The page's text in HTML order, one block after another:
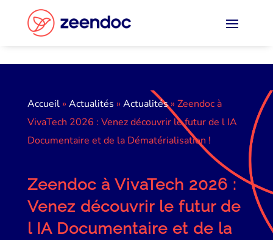
Accueil» Actualités » Actualités» Zeendoc à
VivaTech 2026 : Venez découvrir le futur de l IA
Documentaire et de la Dématérialisation !
Zeendoc à VivaTech 2026 :
Venez découvrir le futur de
l IA Documentaire et de la
Panneau de gestion des cookies